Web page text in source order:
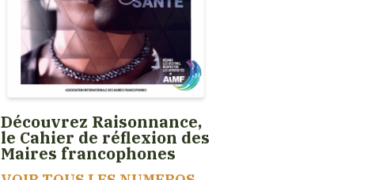
Découvrez Raisonnance,
le Cahier de réflexion des
Maires francophones